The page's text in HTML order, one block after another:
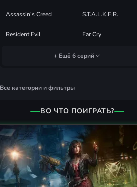
Assassin's Creed S.T.A.L.K.E.R.
Resident Evil Far Cry
+ Ещё 6 серий
Все категории и фильтры
ВО ЧТО ПОИГРАТЬ?